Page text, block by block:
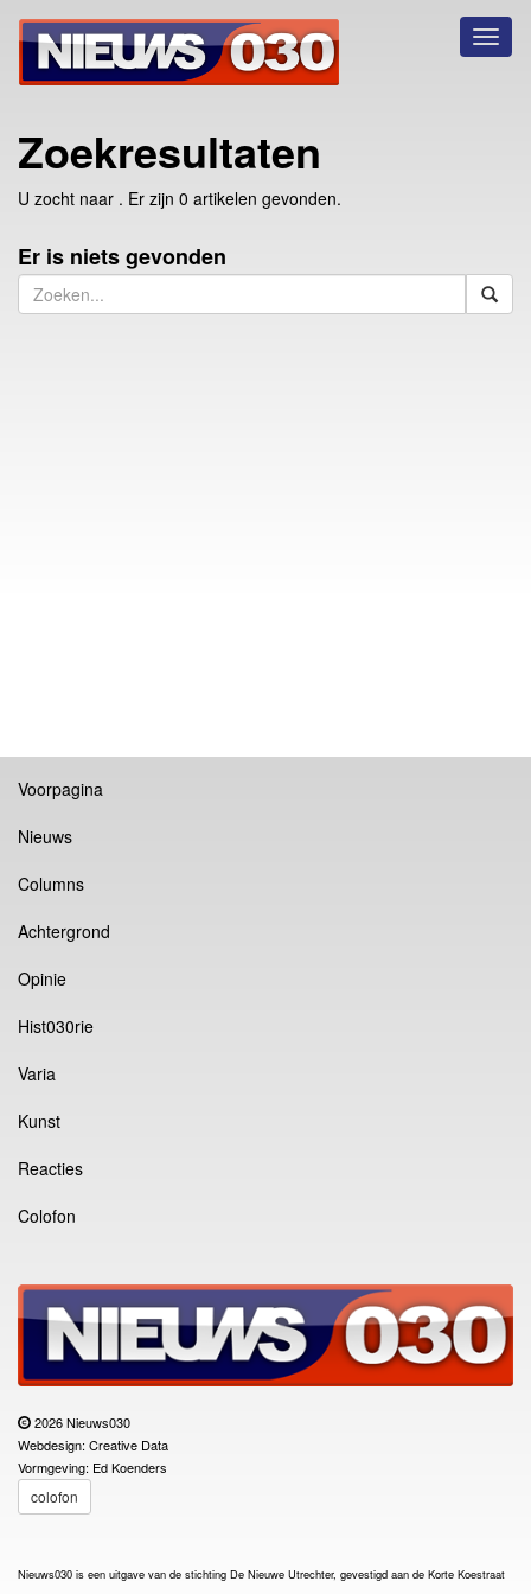
Zoekresultaten
U zocht naar . Er zijn 0 artikelen gevonden.
Er is niets gevonden
Voorpagina
Nieuws
Columns
Achtergrond
Opinie
Hist030rie
Varia
Kunst
Reacties
Colofon
2026 Nieuws030
Webdesign: Creative Data
Vormgeving: Ed Koenders
colofon
Nieuws030 is een uitgave van de stichting De Nieuwe Utrechter, gevestigd aan de Korte Koestraat